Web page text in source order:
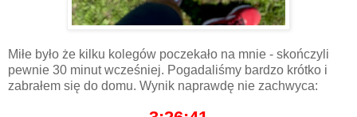
Miłe było że kilku kolegów poczekało na mnie - skończyli
pewnie 30 minut wcześniej. Pogadaliśmy bardzo krótko i
zabrałem się do domu. Wynik naprawdę nie zachwyca: